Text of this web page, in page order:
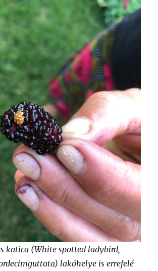
katica (White spotted ladybird,
lakóhelye is errefelé